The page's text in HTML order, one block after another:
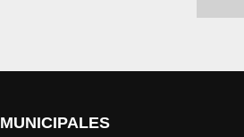
MUNICIPALES